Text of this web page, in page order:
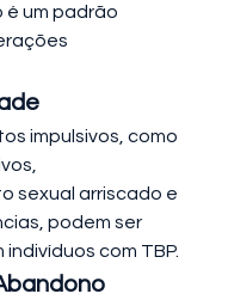
é um padrão
impulsivos, como
sexual arriscado e
podem ser
com TBP.